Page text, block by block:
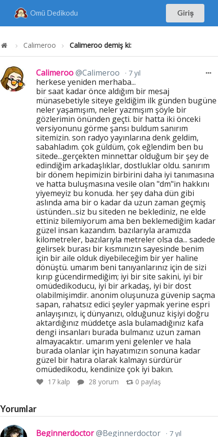
Omü Dedikodu Giriş
Calimeroo Calimeroo demiş ki:
Calimeroo@Calimeroo 7 yıl
herkese yeniden merhaba...
bir saat kadar önce aldığım bir mesaj
münasebetiyle siteye geldiğim ilk günden bugüne
neler yaşamışım, neler yazmışım şöyle bir
gözlerimin önünden geçti. bir hatta iki önceki
versiyonunu görme şansı buldum sanırım
sitemizin. son radyo yayınlarına denk geldim,
sabahladım. çok güldüm, çok eğlendim ben bu
sitede...gerçekten minnettar olduğum bir şey de
edindiğim arkadaşlıklar, dostluklar oldu. sanırım
bir dönem hepimizin birbirini daha iyi tanımasına
ve hatta buluşmasına vesile olan "dm"in hakkını
yiyemeyiz bu konuda. her şey daha dün gibi
aslında ama bir o kadar da uzun zaman geçmiş
üstünden...siz bu siteden ne beklediniz, ne elde
ettiniz bilemiyorum ama ben beklemediğim kadar
güzel insan kazandım. bazılarıyla aramızda
kilometreler, bazılarıyla metreler olsa da... sadede
gelirsek burası bir kısmınızın sayesinde benim
için bir aile olduk diyebileceğim bir yer haline
dönüştü. umarım beni tanıyanlarınız için de sizi
kırıp gücendirmediğim; iyi bir site sakini, iyi bir
omüdedikoducu, iyi bir arkadaş, iyi bir dost
olabilmişimdir. anonim oluşunuza güvenip saçma
sapan, rahatsız edici şeyler yapmak yerine espri
anlayışınızı, iç dünyanızı, olduğunuz kişiyi doğru
aktardığınız müddetçe asla bulamadığınız kafa
dengi insanları burada bulmanız uzun zaman
almayacaktır. umarım yeni gelenler ve hala
burada olanlar için hayatımızın sonuna kadar
güzel bir hatıra olarak kalmayı sürdürür
omüdedikodu, kendinize çok iyi bakın.
17kalp 28 yorum 0 paylaş
Yorumlar
Beginnerdoctor@Beginnerdoctor 7 yıl